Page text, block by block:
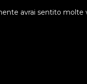
avrai sentito molte